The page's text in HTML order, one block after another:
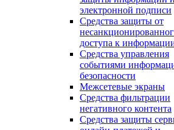
электронной подписи
Средства защиты от
доступа к
Средства управления
событиями
безопасности
Межсетевые экраны
Средства фильтрации
негативного контента
Средства защиты